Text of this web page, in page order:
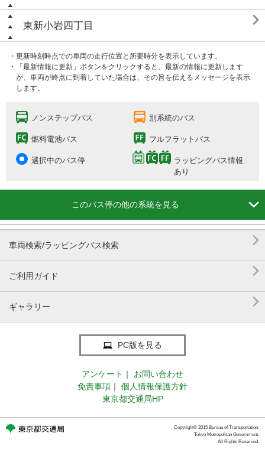
東新小岩四丁目 
・更新時刻時点での車両の走行位置と所要時分を表示しています。
・「最新情報に更新」ボタンをクリックすると、最新の情報に更新します
が、車両が終点に到着していた場合は、その旨を伝えるメッセージを表示
します。
ノンステップバス 別系統のバス
燃料電池バス フルフラットバス
選択中のバス停
ラッピングバス情報
あり
このバス停の他の系統を見る 
車両検索/ラッピングバス検索 
ご利用ガイド 
ギャラリー 
PC版を見る
アンケート ｜
お問い合わせ
免責事項 ｜
個人情報保護方針
東京都交通局HP
Copyright© 2015 Bureau of Transportation.
Tokyo Metropolitan Government.
All Rights Reserved.